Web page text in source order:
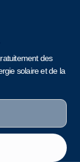
des
solaire et de la